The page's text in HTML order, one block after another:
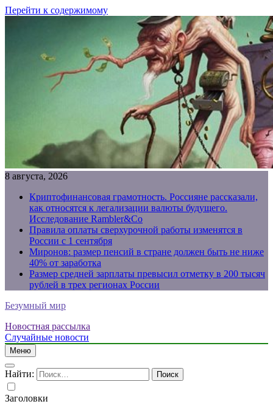
Перейти к содержимому
8 августа, 2026
Криптофинансовая грамотность. Россияне рассказали,
как относятся к легализации валюты будущего.
Исследование Rambler&Co
Правила оплаты сверхурочной работы изменятся в
России с 1 сентября
Миронов: размер пенсий в стране должен быть не ниже
40% от заработка
Размер средней зарплаты превысил отметку в 200 тысяч
рублей в трех регионах России
Безумный мир
Новостная рассылка
Случайные новости
Меню
Найти:
Заголовки